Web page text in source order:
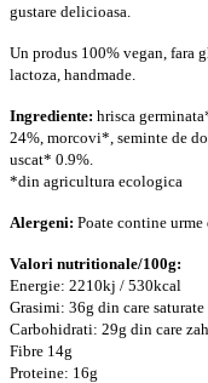
gustare delicioasa.
Un produs 100% vegan, fara
lactoza, handmade.
Ingrediente: hrisca
24%, morcovi*, seminte de
uscat* 0.9%.
*din agricultura ecologica
Alergeni: Poate contine urme
Valori nutritionale/100g:
Energie: 2210kj / 530kcal
Grasimi: 36g din care saturate
Carbohidrati: 29g din care
Fibre 14g
Proteine: 16g